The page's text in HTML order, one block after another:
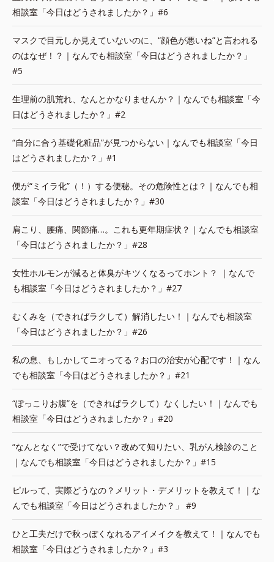
相談室「今日はどうされましたか？」#6
マスクで目元しか見えていないのに、“顔色が悪いね”と言われる
のはなぜ！？｜なんでも相談室「今日はどうされましたか？」
#5
生理前の肌荒れ、なんとかなりませんか？｜なんでも相談室「今
日はどうされましたか？」#2
“自分に合う基礎化粧品”が見つからない｜なんでも相談室「今日
はどうされましたか？」#1
便が“ミイラ化”（！）する便秘。その危険性とは？｜なんでも相
談室「今日はどうされましたか？」#30
肩こり、腰痛、関節痛…。これも更年期症状？｜なんでも相談室
「今日はどうされましたか？」#28
女性ホルモンが減ると体臭がキツくなるってホント？ ｜なんで
も相談室「今日はどうされましたか？」#27
むくみを（できればラクして）解消したい！｜なんでも相談室
「今日はどうされましたか？」#26
私の息、もしかしてニオってる？お口の治安が心配です！｜なん
でも相談室「今日はどうされましたか？」#21
“ぽっこりお腹”を（できればラクして）なくしたい！｜なんでも
相談室「今日はどうされましたか？」#20
“なんとなく”で受けてない？改めて知りたい、乳がん検診のこと
｜なんでも相談室「今日はどうされましたか？」#15
ピルって、実際どうなの？メリット・デメリットを教えて！｜な
んでも相談室「今日はどうされましたか？」 #9
ひと工夫だけで秋っぽくなれるアイメイクを教えて！｜なんでも
相談室「今日はどうされましたか？」#3